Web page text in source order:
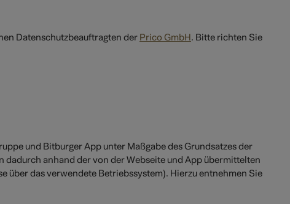
Datenschutzbeauftragten der Prico GmbH. Bitte richten Sie
und Bitburger App unter Maßgabe des Grundsatzes der
dadurch anhand der von der Webseite und App übermittelten
das verwendete Betriebssystem). Hierzu entnehmen Sie